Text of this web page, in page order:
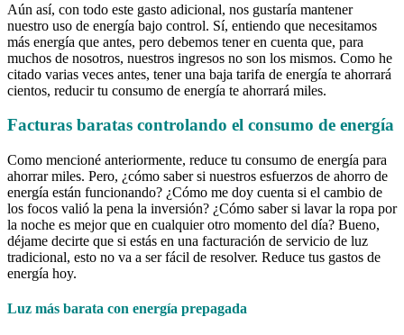
Aún así, con todo este gasto adicional, nos gustaría mantener
nuestro uso de energía bajo control. Sí, entiendo que necesitamos
más energía que antes, pero debemos tener en cuenta que, para
muchos de nosotros, nuestros ingresos no son los mismos. Como he
citado varias veces antes, tener una baja tarifa de energía te ahorrará
cientos, reducir tu consumo de energía te ahorrará miles.
Facturas baratas controlando el consumo de energía
Como mencioné anteriormente, reduce tu consumo de energía para
ahorrar miles. Pero, ¿cómo saber si nuestros esfuerzos de ahorro de
energía están funcionando? ¿Cómo me doy cuenta si el cambio de
los focos valió la pena la inversión? ¿Cómo saber si lavar la ropa por
la noche es mejor que en cualquier otro momento del día? Bueno,
déjame decirte que si estás en una facturación de servicio de luz
tradicional, esto no va a ser fácil de resolver. Reduce tus gastos de
energía hoy.
Luz más barata con energía prepagada